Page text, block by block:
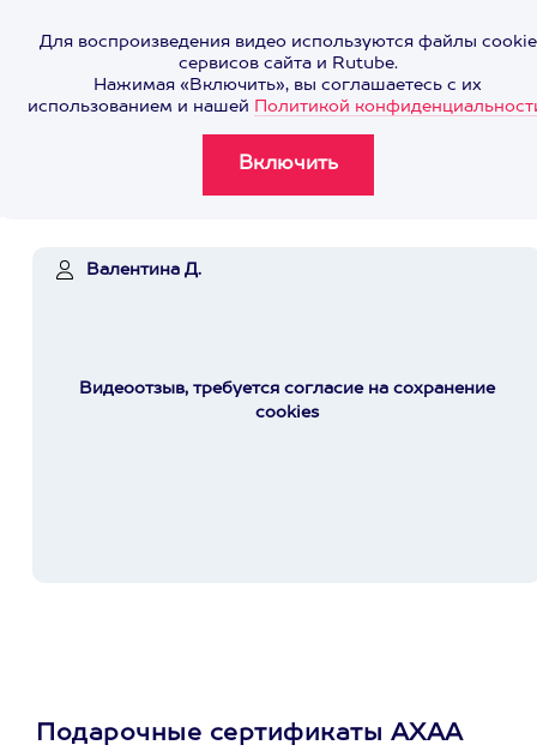
Для воспроизведения видео используются файлы cookie
сервисов сайта и Rutube.
Нажимая «Включить», вы соглашаетесь с их
использованием и нашей Политикой
Валентина Д.
Видеоотзыв, требуется согласие на сохранение
cookies
Подарочные сертификаты АХАА